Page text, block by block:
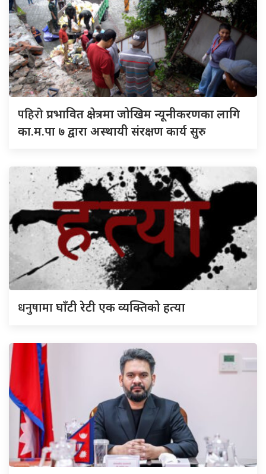
पहिरोप्रभावित क्षेत्रमा जोखिम न्यूनीकरणका लागि
का.म.पा ७ द्वारा अस्थायी संरक्षण कार्य सुरु
धनुषामाघाँटी रेटी एक व्यक्तिको हत्या